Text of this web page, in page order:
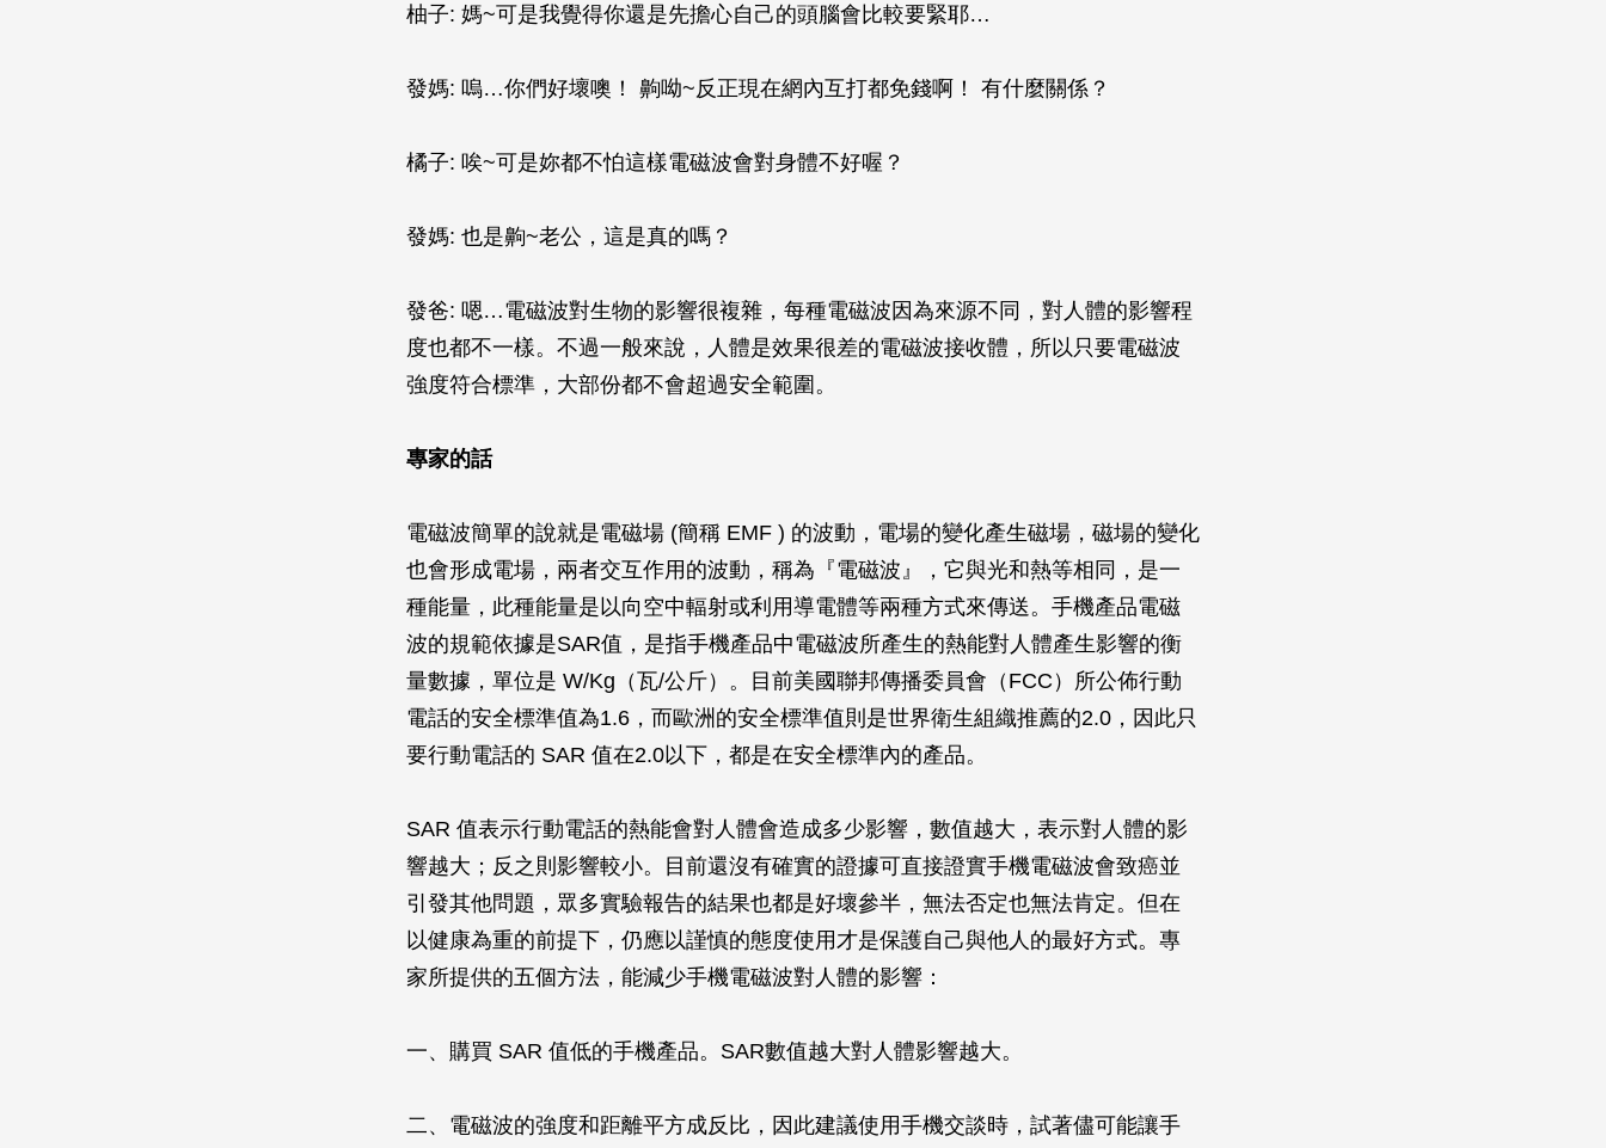
柚子: 媽~可是我覺得你還是先擔心自己的頭腦會比較要緊耶…
發媽: 嗚…你們好壞噢！ 齁呦~反正現在網內互打都免錢啊！ 有什麼關係？
橘子: 唉~可是妳都不怕這樣電磁波會對身體不好喔？
發媽: 也是齁~老公，這是真的嗎？
發爸: 嗯…電磁波對生物的影響很複雜，每種電磁波因為來源不同，對人體的影響程
度也都不一樣。不過一般來說，人體是效果很差的電磁波接收體，所以只要電磁波
強度符合標準，大部份都不會超過安全範圍。
專家的話
電磁波簡單的說就是電磁場 (簡稱 EMF ) 的波動，電場的變化產生磁場，磁場的變化
也會形成電場，兩者交互作用的波動，稱為『電磁波』，它與光和熱等相同，是一
種能量，此種能量是以向空中輻射或利用導電體等兩種方式來傳送。手機產品電磁
波的規範依據是SAR值，是指手機產品中電磁波所產生的熱能對人體產生影響的衡
量數據，單位是 W/Kg（瓦/公斤）。目前美國聯邦傳播委員會（FCC）所公佈行動
電話的安全標準值為1.6，而歐洲的安全標準值則是世界衛生組織推薦的2.0，因此只
要行動電話的 SAR 值在2.0以下，都是在安全標準內的產品。
SAR 值表示行動電話的熱能會對人體會造成多少影響，數值越大，表示對人體的影
響越大；反之則影響較小。目前還沒有確實的證據可直接證實手機電磁波會致癌並
引發其他問題，眾多實驗報告的結果也都是好壞參半，無法否定也無法肯定。但在
以健康為重的前提下，仍應以謹慎的態度使用才是保護自己與他人的最好方式。專
家所提供的五個方法，能減少手機電磁波對人體的影響：
一、購買 SAR 值低的手機產品。SAR數值越大對人體影響越大。
二、電磁波的強度和距離平方成反比，因此建議使用手機交談時，試著儘可能讓手